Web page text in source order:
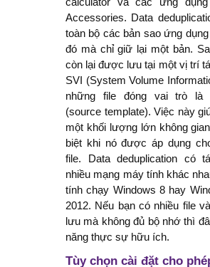
nhất
5 cách sửa lỗi màn hình
Windows không tắt sau
đặt
Hướng dẫn sửa lỗi An
authentication error has
khi dùng Remote Desktop
Vì sao phải lấy laptop ra
soi chiếu an ninh?
Accessories. Data
toàn bộ các bản sao ứng
đó mà chỉ giữ lại một bản.
còn lại được lưu tại một vị trí
SVI (System Volume
những file đóng vai trò là
(source template). Việc này
một khối lượng lớn không
biệt khi nó được áp dụng
file. Data deduplication có
nhiều mạng máy tính khác
tính chạy Windows 8 hay
2012. Nếu bạn có nhiều file
lưu mà không đủ bộ nhớ thì
năng thực sự hữu ích.
Tùy chọn cài đặt cho